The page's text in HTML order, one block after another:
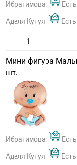
Ибрагимова:
Аделя Кутуя:
Мини фигура
шт.
Ибрагимова:
Аделя Кутуя: